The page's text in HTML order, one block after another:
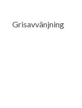
Grisavvänjning